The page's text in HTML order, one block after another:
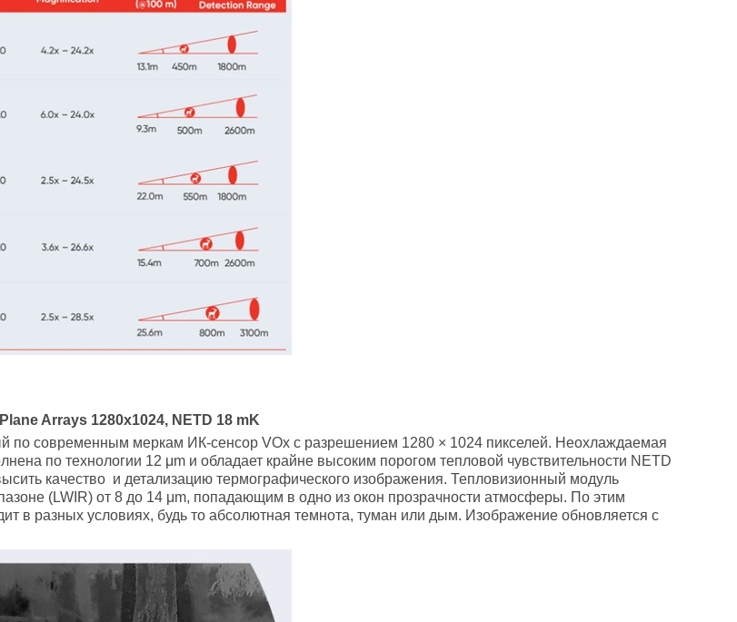
Arrays 1280x1024, NETD 18 mK
по современным меркам ИК-сенсор VOx с разрешением 1280 × 1024 пикселей. Неохлаждаемая
по технологии 12 μm и обладает крайне высоким порогом тепловой чувствительности NETD
качество и детализацию термографического изображения. Тепловизионный модуль
(LWIR) от 8 до 14 μm, попадающим в одно из окон прозрачности атмосферы. По этим
в разных условиях, будь то абсолютная темнота, туман или дым. Изображение обновляется с